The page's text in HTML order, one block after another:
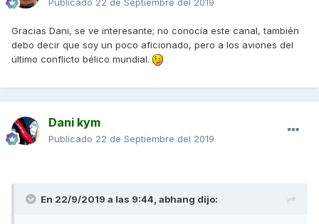
Publicado 22 de Septiembre del 2019
Gracias Dani, se ve interesante; no conocía este canal, también
debo decir que soy un poco aficionado, pero a los aviones del
último conflicto bélico mundial.
Dani kym
Publicado 22 de Septiembre del 2019
En 22/9/2019 a las 9:44, abhang dijo: